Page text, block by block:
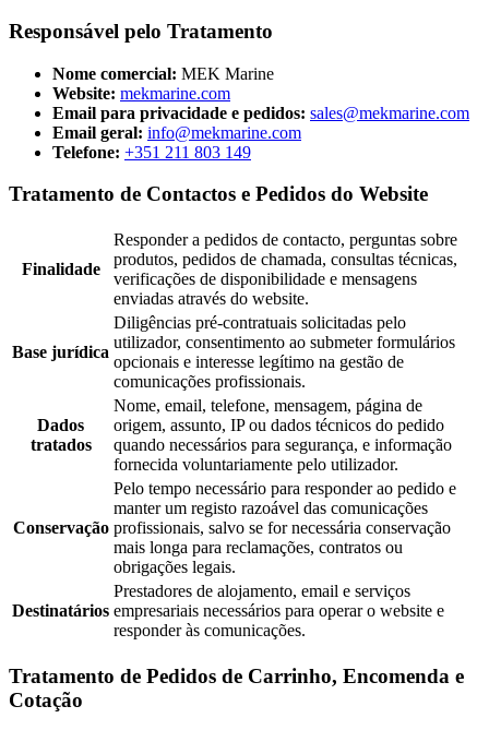
Responsável pelo Tratamento
Nome comercial: MEK Marine
Website: mekmarine.com
Email para privacidade e pedidos: sales@mekmarine.com
Email geral: info@mekmarine.com
Telefone: +351 211 803 149
Tratamento de Contactos e Pedidos do Website
Finalidade
Responder a pedidos de contacto, perguntas sobre
produtos, pedidos de chamada, consultas técnicas,
verificações de disponibilidade e mensagens
enviadas através do website.
Base jurídica
Diligências pré-contratuais solicitadas pelo
utilizador, consentimento ao submeter formulários
opcionais e interesse legítimo na gestão de
comunicações profissionais.
Dados
tratados
Nome, email, telefone, mensagem, página de
origem, assunto, IP ou dados técnicos do pedido
quando necessários para segurança, e informação
fornecida voluntariamente pelo utilizador.
Conservação
Pelo tempo necessário para responder ao pedido e
manter um registo razoável das comunicações
profissionais, salvo se for necessária conservação
mais longa para reclamações, contratos ou
obrigações legais.
Destinatários
Prestadores de alojamento, email e serviços
empresariais necessários para operar o website e
responder às comunicações.
Tratamento de Pedidos de Carrinho, Encomenda e
Cotação